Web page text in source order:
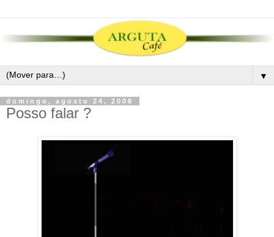
▼
domingo, agosto 24, 2008
Posso falar ?